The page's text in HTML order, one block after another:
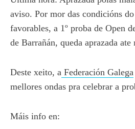
aviso. Por mor das condicións
favorables, a 1º proba de Open
de Barrañán, queda aprazada ate
Deste xeito, a Federación Galega
mellores ondas pra celebrar a
Máis info en: